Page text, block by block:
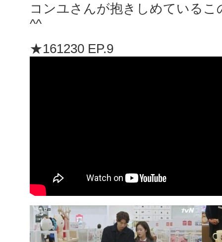
コンユさんが抱きしめている
^^
★161230 EP.9